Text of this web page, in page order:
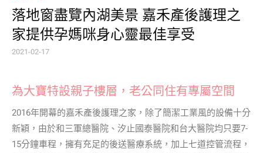
落地窗盡覽內湖美景 嘉禾產後護理之
家提供孕媽咪身心靈最佳享受
2021-02-17
為大寶特設親子樓層，老公同住有專屬空間
2016年開幕的嘉禾產後護理之家，除了簡潔工業風的設備十分
新穎，由於和三軍總醫院、汐止國泰醫院和台大醫院均只要7-
15分鐘車程，擁有充足的後送醫療系統，加上七道控管流程，